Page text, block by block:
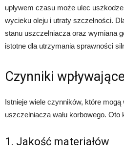
upływem czasu może ulec
wycieku oleju i utraty szczelności.
stanu uszczelniacza oraz wymiana
istotne dla utrzymania sprawności
Czynniki
Istnieje wiele czynników, które mogą
uszczelniacza wału korbowego. Oto
1. Jakość materiałów